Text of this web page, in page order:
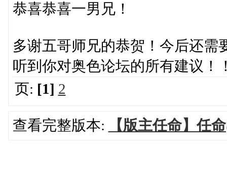
恭喜恭喜一男兄！
多谢五哥师兄的恭贺！今后还需
听到你对奥色论坛的所有建议！
页: [1] 2
查看完整版本: 【版主任命】任